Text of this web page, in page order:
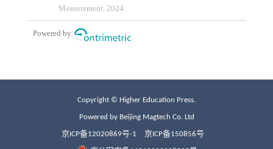
Copyright © Higher Education Press.
Powered by Beijing Magtech Co. Ltd
京ICP备12020869号-1 京ICP备150856号